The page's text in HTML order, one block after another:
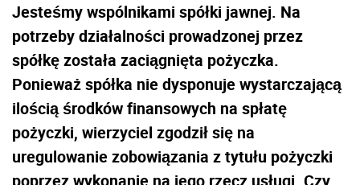
Jesteśmy wspólnikami spółki jawnej. Na
potrzeby działalności prowadzonej przez
spółkę została zaciągnięta pożyczka.
Ponieważ spółka nie dysponuje wystarczającą
ilością środków finansowych na spłatę
pożyczki, wierzyciel zgodził się na
uregulowanie zobowiązania z tytułu pożyczki
poprzez wykonanie na jego rzecz usługi. Czy